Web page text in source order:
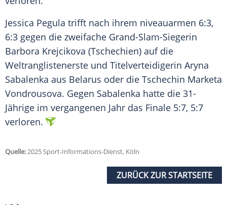
Jessica Pegula trifft nach ihrem niveauarmen 6:3,
6:3 gegen die zweifache Grand-Slam-Siegerin
Barbora Krejcikova (Tschechien) auf die
Weltranglistenerste und Titelverteidigerin Aryna
Sabalenka aus Belarus oder die Tschechin Marketa
Vondrousova. Gegen Sabalenka hatte die 31-
Jährige im vergangenen Jahr das Finale 5:7, 5:7
verloren.
Quelle:2025 Sport-Informations-Dienst, Köln
ZURÜCK ZUR STARTSEITE